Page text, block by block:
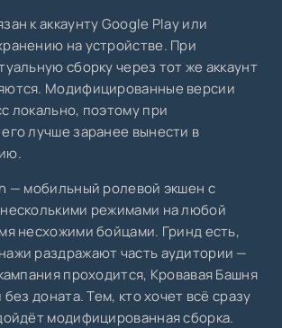
к аккаунту Google Play или
на устройстве. При
сборку через тот же аккаунт
Модифицированные версии
локально, поэтому при
лучше заранее вынести в
— мобильный ролевой экшен с
режимами на любой
несхожими бойцами. Гринд есть,
раздражают часть аудитории —
проходится, Кровавая Башня
без доната. Тем, кто хочет всё сразу
модифицированная сборка.